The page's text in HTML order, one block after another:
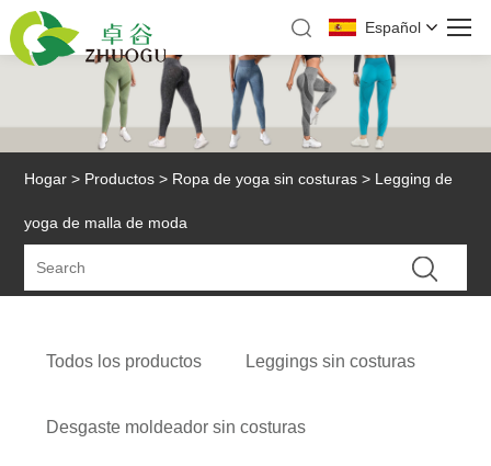
Español
Hogar > Productos > Ropa de yoga sin costuras > Legging de
yoga de malla de moda
Todos los productos Leggings sin costuras
Desgaste moldeador sin costuras